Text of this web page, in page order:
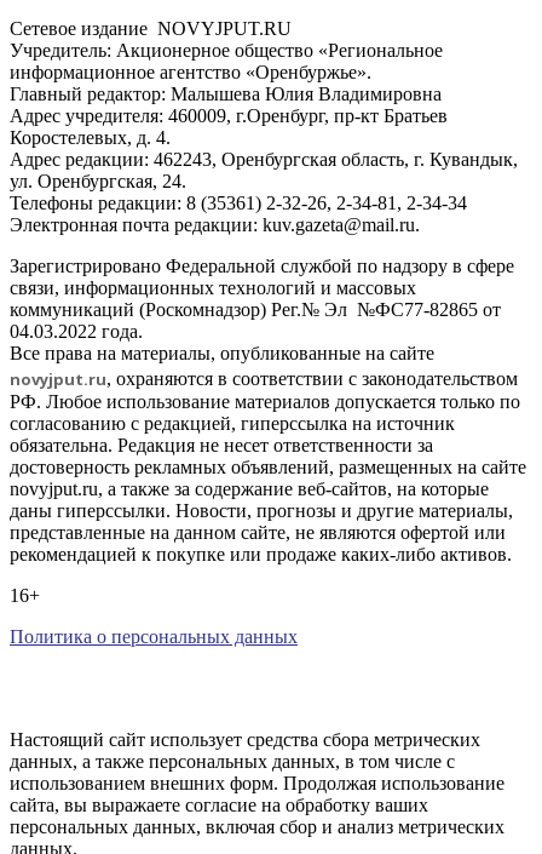
Сетевое издание NOVYJPUT.RU
Учредитель: Акционерное общество «Региональное
информационное агентство «Оренбуржье».
Главный редактор: Малышева Юлия Владимировна
Адрес учредителя: 460009, г.Оренбург, пр-кт Братьев
Коростелевых, д. 4.
Адрес редакции: 462243, Оренбургская область, г. Кувандык,
ул. Оренбургская, 24.
Телефоны редакции: 8 (35361) 2-32-26, 2-34-81, 2-34-34
Электронная почта редакции: kuv.gazeta@mail.ru.
Зарегистрировано Федеральной службой по надзору в сфере
связи, информационных технологий и массовых
коммуникаций (Роскомнадзор) Рег.№ Эл №ФС77-82865 от
04.03.2022 года.
Все права на материалы, опубликованные на сайте
novyjput.ru, охраняются в соответствии с законодательством
РФ. Любое использование материалов допускается только по
согласованию с редакцией, гиперссылка на источник
обязательна. Редакция не несет ответственности за
достоверность рекламных объявлений, размещенных на сайте
novyjput.ru, а также за содержание веб-сайтов, на которые
даны гиперссылки. Новости, прогнозы и другие материалы,
представленные на данном сайте, не являются офертой или
рекомендацией к покупке или продаже каких-либо активов.
16+
Политика о персональных данных
Настоящий сайт использует средства сбора метрических
данных, а также персональных данных, в том числе с
использованием внешних форм. Продолжая использование
сайта, вы выражаете согласие на обработку ваших
персональных данных, включая сбор и анализ метрических
данных.